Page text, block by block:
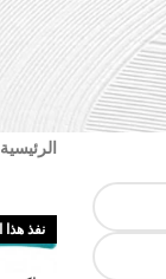
الرئيسية
نفذ هذا